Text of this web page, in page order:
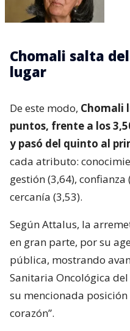
Chomali salta
lugar
De este modo, Chomali
puntos, frente a los
y pasó del quinto al
cada atributo:
gestión (3,64),
cercanía (3,53).
Según Attalus, la
en gran parte, por su
pública, mostrando
Sanitaria Oncológica
su mencionada posición
corazón”.